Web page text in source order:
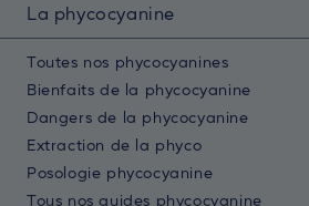
La phycocyanine
Toutes nos phycocyanines
Bienfaits de la phycocyanine
Dangers de la phycocyanine
Extraction de la phyco
Posologie phycocyanine
Tous nos guides phycocyanine